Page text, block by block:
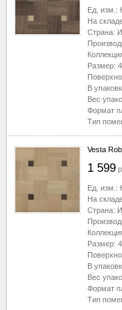
Ед. изм.:
На
Страна:
Размер:
В
Вес
Формат
Тип
Vesta
1 599
Ед. изм.:
На
Страна:
Размер:
В
Вес
Формат
Тип